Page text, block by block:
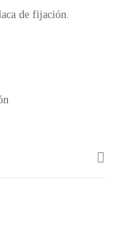
de fijación.